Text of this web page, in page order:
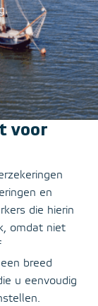
voor
en
die hierin
omdat niet
breed
u eenvoudig